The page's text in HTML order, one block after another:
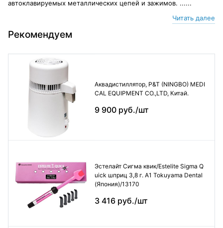
автоклавируемых металлических цепей и зажимов. ......
Читать далее
Рекомендуем
Аквадистиллятор, P&T (NINGBO) MEDI
CAL EQUIPMENT CO.,LTD, Китай.
9 900 руб./шт
Эстелайт Сигма квик/Estelite Sigma Q
uick шприц 3,8 г. А1 Tokuyama Dental
(Япония)/13170
3 416 руб./шт